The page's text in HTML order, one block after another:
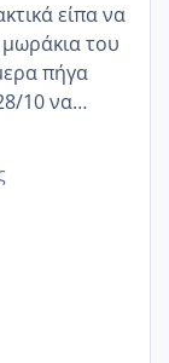
είπα να
μωράκια του
10 να
είναι
Μάιο ;;